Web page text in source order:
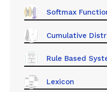
Softmax
Cumulative
Rule Based
Lexicon